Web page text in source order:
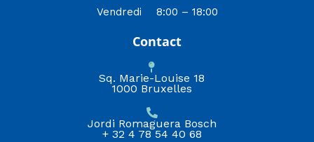
Vendredi
8:00 – 18:00
Contact
Sq. Marie-Louise 18
1000 Bruxelles
Jordi Romaguera Bosch
+ 32 4 78 54 40 68